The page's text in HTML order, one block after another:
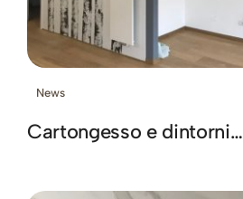
News
Cartongesso e dintorni…